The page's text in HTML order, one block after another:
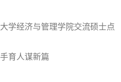
学经济与管理学院交流硕士点
育人谋新篇